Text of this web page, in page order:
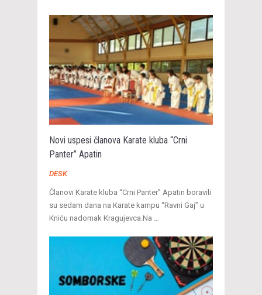
Novi uspesi članova Karate kluba “Crni
Panter” Apatin
DESK
Članovi Karate kluba “Crni Panter” Apatin boravili
su sedam dana na Кarate kampu “Ravni Gaj” u
Кniću nadomak Кragujevca.Na …